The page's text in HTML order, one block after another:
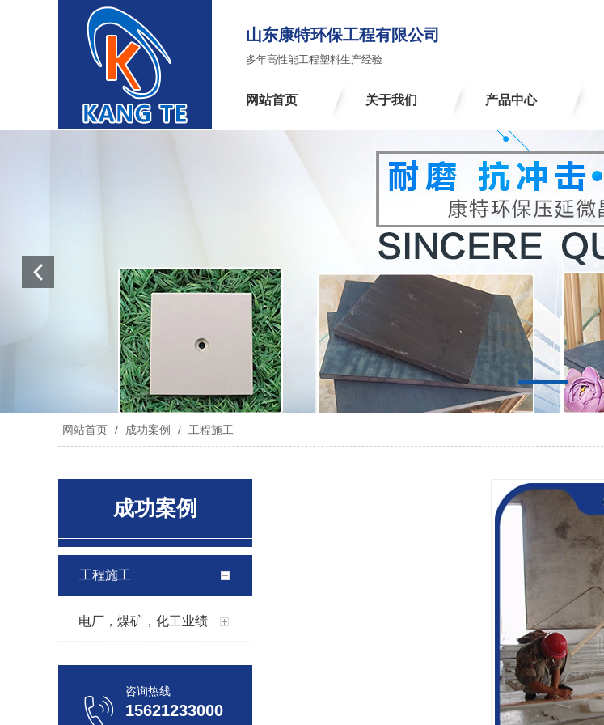
山东康特环保工程有限公司
多年高性能工程塑料生产经验
网站首页 关于我们 产品中心
网站首页 / 成功案例 / 工程施工
成功案例
工程施工
电厂，煤矿，化工业绩
咨询热线
15621233000